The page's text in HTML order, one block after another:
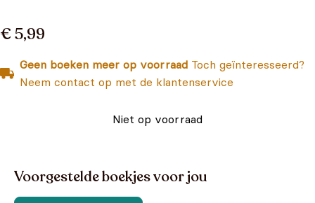
€ 5,99
Geen boeken meer op voorraad Toch geïnteresseerd?
Neem contact op met de klantenservice
Niet op voorraad
Voorgestelde boekjes voor jou